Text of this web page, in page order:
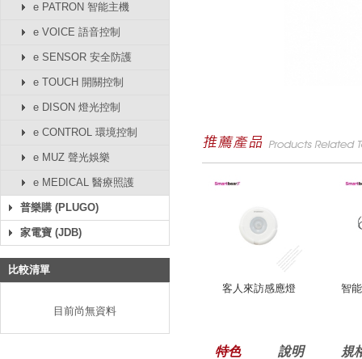
e PATRON 智能主機
e VOICE 語音控制
e SENSOR 安全防護
e TOUCH 開關控制
e DISON 燈光控制
e CONTROL 環境控制
e MUZ 聲光娛樂
e MEDICAL 醫療照護
普樂購 (PLUGO)
家電寶 (JDB)
比較清單
目前尚無資料
客人來訪感應燈 智
特色 說明 規